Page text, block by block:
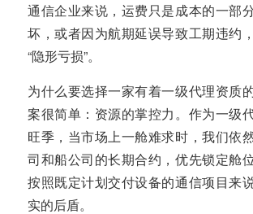
通信企业来说，运费只是成本的一部
坏，或者因为航期延误导致工期违约
“隐形亏损”。
为什么要选择一家有着一级代理资质
案很简单：资源的掌控力。作为一级
旺季，当市场上一舱难求时，我们依
司和船公司的长期合约，优先锁定舱
按照既定计划交付设备的通信项目来
实的后盾。